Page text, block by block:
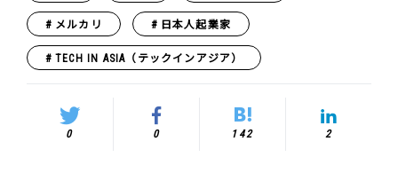
メルカリ 日本人起業家
TECH IN ASIA（テックインアジア）
0 0 142 2